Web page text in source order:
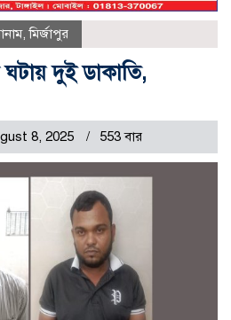
,মির্জাপুর
দুই ডাকাতি,
8, 2025 553 বার